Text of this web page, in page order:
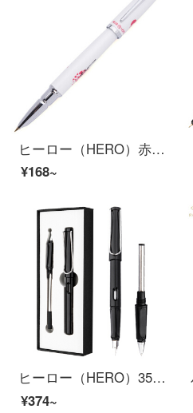
ヒーロー（HERO）赤の愛のキスイリジウム金ペン学生インクの組み合わせ9299 A
¥168~
ヒーロー（HERO）359セットのフォーマルカラーの万年筆です。
¥374~